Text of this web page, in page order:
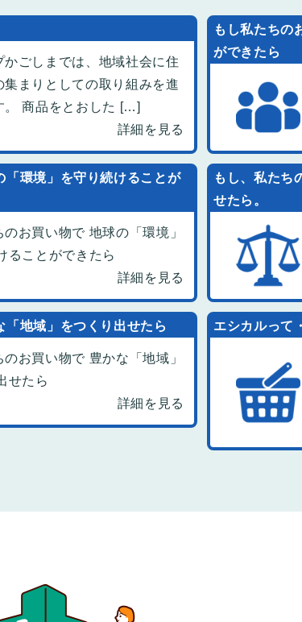
かごしまでは、地域社会に住
集まりとしての取り組みを進
。 商品をとおした […]
詳細を見る
もし私たちの
ができたら
「環境」を守り続けることが
のお買い物で 地球の「環境」
ることができたら
詳細を見る
もし、私たち
せたら。
「地域」をつくり出せたら
のお買い物で 豊かな「地域」
せたら
詳細を見る
エシカルって